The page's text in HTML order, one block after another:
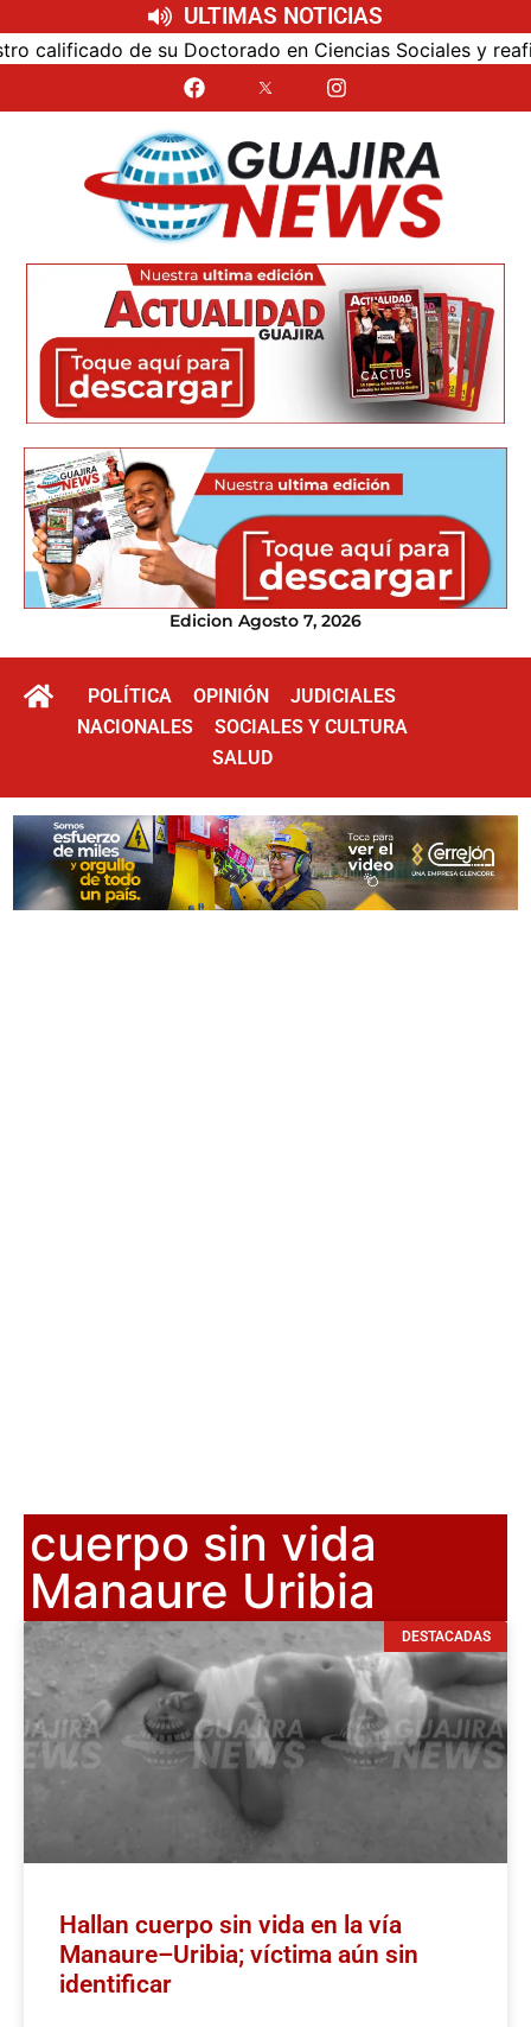
ULTIMAS NOTICIAS
de su Doctorado en Ciencias Sociales y
Edicion Agosto 7, 2026
POLÍTICA OPINIÓN
JUDICIALES
NACIONALES
SOCIALES Y CULTURA
SALUD
cuerpo sin vida
Manaure Uribia
DESTACADAS
Hallan cuerpo sin vida en la vía
Manaure–Uribia; víctima aún sin
identificar